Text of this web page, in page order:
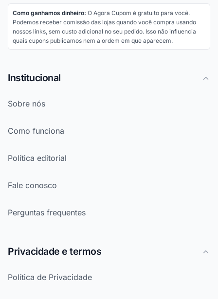
Como ganhamos dinheiro: O Agora Cupom é gratuito para você.
Podemos receber comissão das lojas quando você compra usando
nossos links, sem custo adicional no seu pedido. Isso não influencia
quais cupons publicamos nem a ordem em que aparecem.
Institucional
Sobre nós
Como funciona
Política editorial
Fale conosco
Perguntas frequentes
Privacidade e termos
Política de Privacidade